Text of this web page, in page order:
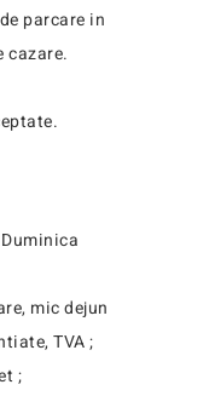
parcare in
cazare.
mic dejun
TVA ;
;